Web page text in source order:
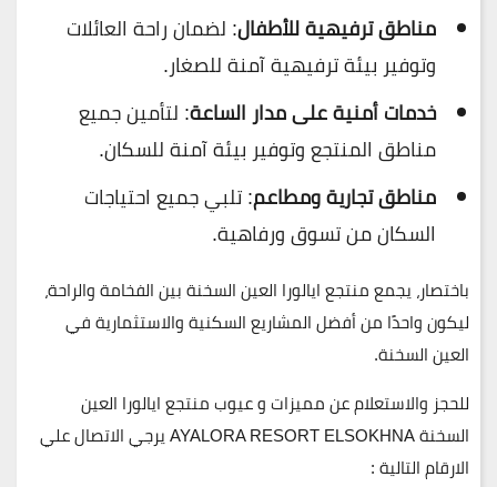
مناطق ترفيهية للأطفال: لضمان راحة العائلات
وتوفير بيئة ترفيهية آمنة للصغار.
خدمات أمنية على مدار الساعة: لتأمين جميع
مناطق المنتجع وتوفير بيئة آمنة للسكان.
مناطق تجارية ومطاعم: تلبي جميع احتياجات
السكان من تسوق ورفاهية.
باختصار، يجمعمنتجع ايالورا العين السخنةبين الفخامة والراحة،
ليكون واحدًا من أفضل المشاريع السكنية والاستثمارية في
العين السخنة.
للحجز والاستعلام عن مميزات و عيوب منتجع ايالورا العين
السخنة AYALORA RESORT ELSOKHNA يرجي الاتصال علي
الارقام التالية :